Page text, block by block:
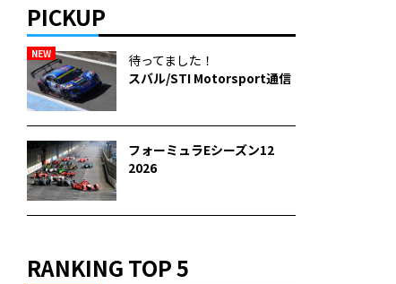
PICKUP
NEW
待ってました！
スバル/STI Motorsport通信
フォーミュラEシーズン12
2026
RANKING TOP 5